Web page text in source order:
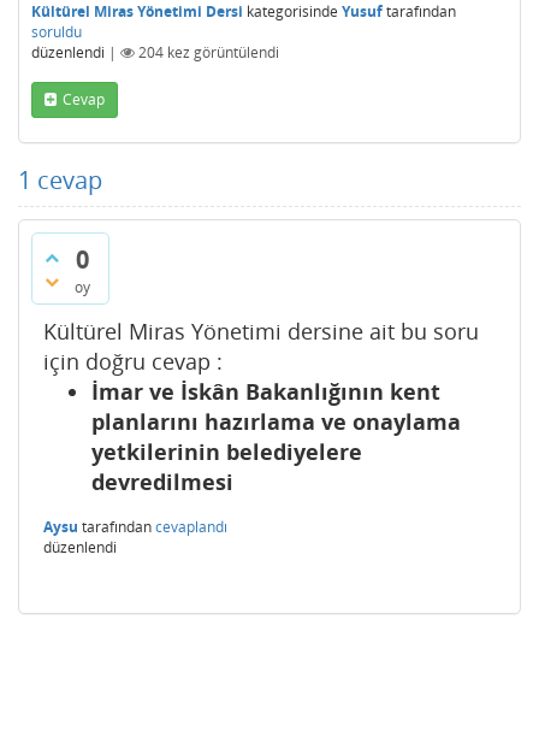
Kültürel Miras Yönetimi Dersi kategorisinde Yusuftarafından
soruldu
düzenlendi | 204 kez görüntülendi
Cevap
1 cevap
0
oy
Kültürel Miras Yönetimi dersine ait bu soru
için doğru cevap :
İmar ve İskân Bakanlığının kent
planlarını hazırlama ve onaylama
yetkilerinin belediyelere
devredilmesi
Aysu tarafındancevaplandı
düzenlendi